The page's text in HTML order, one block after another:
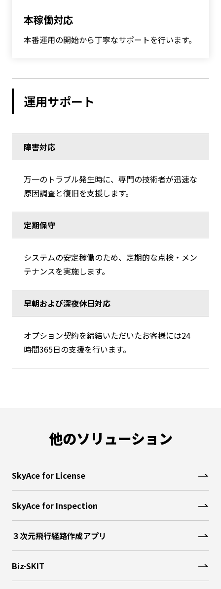
本稼働対応
本番運用の開始から丁寧なサポートを行います。
運用サポート
障害対応
万一のトラブル発生時に、専門の技術者が迅速な
原因調査と復旧を支援します。
定期保守
システムの安定稼働のため、定期的な点検・メン
テナンスを実施します。
早朝および深夜休日対応
オプション契約を締結いただいたお客様には24
時間365日の支援を行います。
他のソリューション
SkyAce for License
SkyAce for Inspection
３次元飛行経路作成アプリ
Biz-SKIT